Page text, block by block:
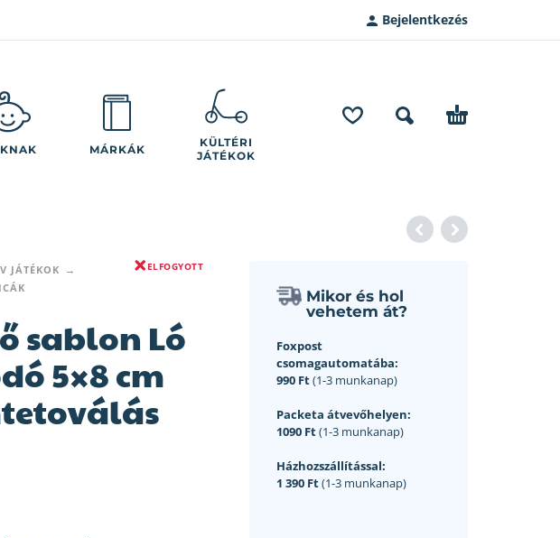
Bejelentkezés
MÁRKÁK
KÜLTÉRI
JÁTÉKOK
JÁTÉKOK
ELFOGYOTT
sablon Ló
5×8 cm
Mikor és hol
vehetem át?
Foxpost
csomagautomatába:
990 Ft(1-3 munkanap)
Packeta átvevőhelyen:
1090 Ft(1-3 munkanap)
Házhozszállítással:
1 390 Ft(1-3 munkanap)